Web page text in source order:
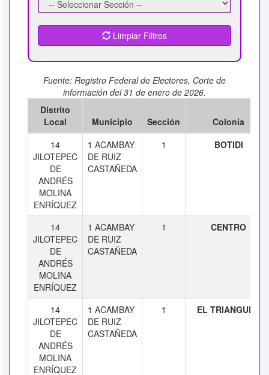
Limpiar Filtros
Fuente: Registro Federal de Electores, Corte de
información del 31 de enero de 2026.
Distrito
Local
Municipio Sección
Colonia
14
JILOTEPEC
DE
ANDRÉS
MOLINA
ENRÍQUEZ
1 ACAMBAY
DE RUIZ
CASTAÑEDA
1 BOTIDI
14
JILOTEPEC
DE
ANDRÉS
MOLINA
ENRÍQUEZ
1 ACAMBAY
DE RUIZ
CASTAÑEDA
1 CENTRO
14
JILOTEPEC
DE
ANDRÉS
MOLINA
ENRÍQUEZ
1 ACAMBAY
DE RUIZ
CASTAÑEDA
1 EL TRIANGULO